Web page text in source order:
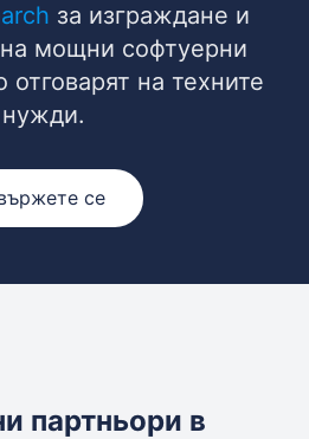
за изграждане и
мощни софтуерни
на техните
нужди.
се
партньори в